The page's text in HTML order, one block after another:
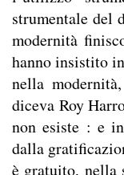
strumentale del
modernità
hanno insistito
nella
diceva Roy
non esiste : e
dalla
è gratuito, nella